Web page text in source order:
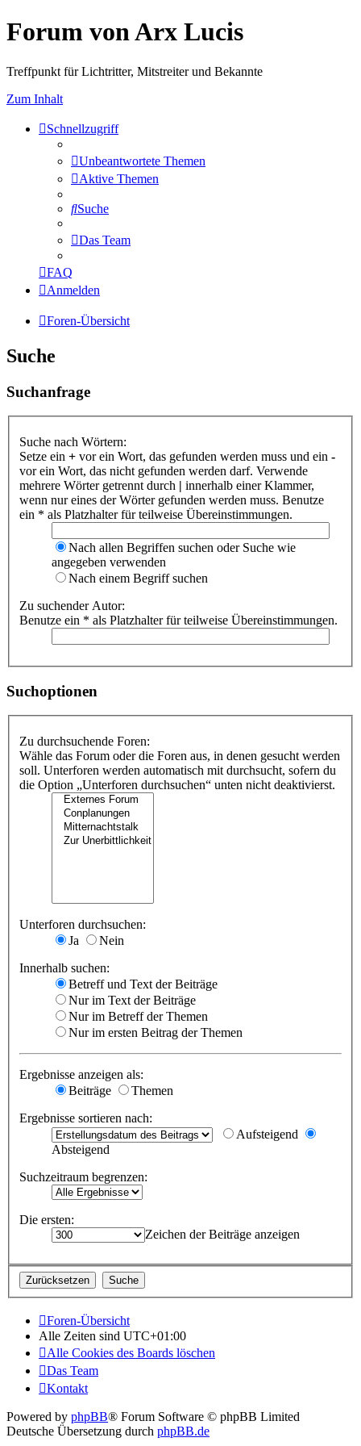
Forum von Arx Lucis
Treffpunkt für Lichtritter, Mitstreiter und Bekannte
Zum Inhalt
Schnellzugriff
Unbeantwortete Themen
Aktive Themen
Suche
Das Team
FAQ
Anmelden
Foren-Übersicht
Suche
Suchanfrage
Suche nach Wörtern:
Setze ein + vor ein Wort, das gefunden werden muss und ein -
vor ein Wort, das nicht gefunden werden darf. Verwende
mehrere Wörter getrennt durch | innerhalb einer Klammer,
wenn nur eines der Wörter gefunden werden muss. Benutze
ein * als Platzhalter für teilweise Übereinstimmungen.
Nach allen Begriffen suchen oder Suche wie
angegeben verwenden
Nach einem Begriff suchen
Zu suchender Autor:
Benutze ein * als Platzhalter für teilweise Übereinstimmungen.
Suchoptionen
Zu durchsuchende Foren:
Wähle das Forum oder die Foren aus, in denen gesucht werden
soll. Unterforen werden automatisch mit durchsucht, sofern du
die Option „Unterforen durchsuchen“ unten nicht deaktivierst.
Unterforen durchsuchen:
Ja
Nein
Innerhalb suchen:
Betreff und Text der Beiträge
Nur im Text der Beiträge
Nur im Betreff der Themen
Nur im ersten Beitrag der Themen
Ergebnisse anzeigen als:
Beiträge
Themen
Ergebnisse sortieren nach:
Aufsteigend
Absteigend
Suchzeitraum begrenzen:
Die ersten:
Zeichen der Beiträge anzeigen
Foren-Übersicht
Alle Zeiten sind UTC+01:00
Alle Cookies des Boards löschen
Das Team
Kontakt
Powered by phpBB® Forum Software © phpBB Limited
Deutsche Übersetzung durch phpBB.de